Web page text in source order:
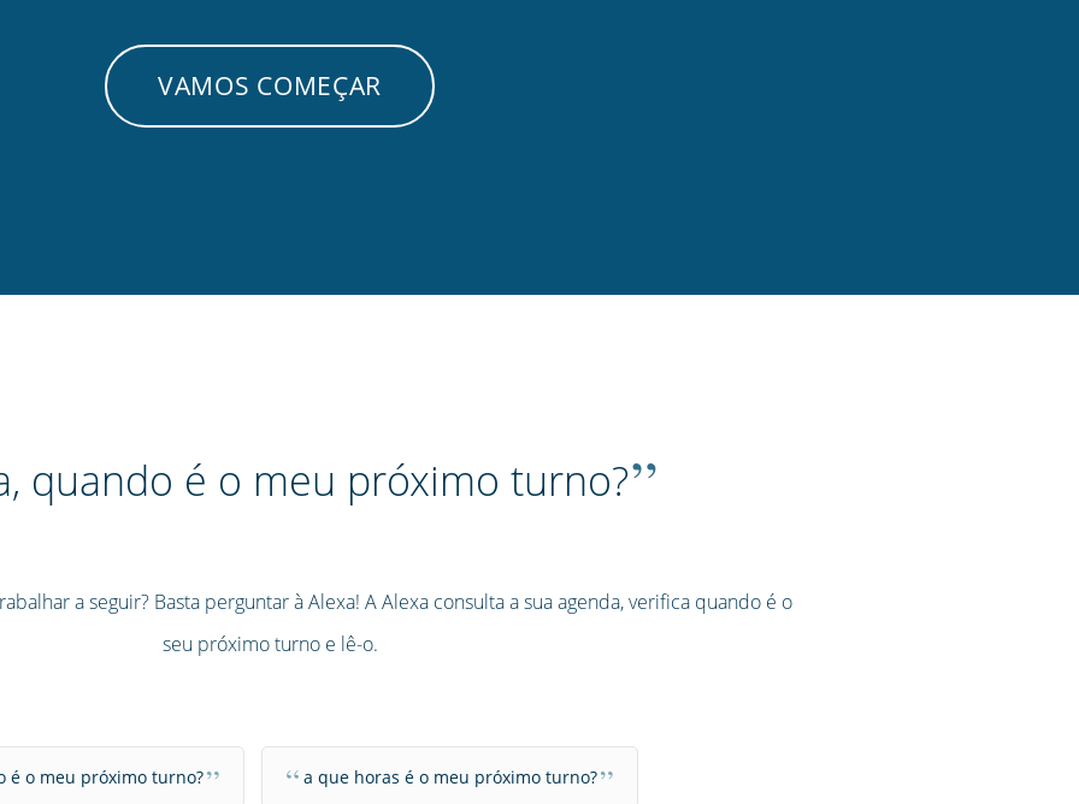
VAMOS COMEÇAR
quando é o meu próximo turno?”
a seguir? Basta perguntar à Alexa! A Alexa consulta a sua agenda, verifica quando é o
seu próximo turno e lê-o.
é o meu próximo turno?” “ a que horas é o meu próximo turno?”